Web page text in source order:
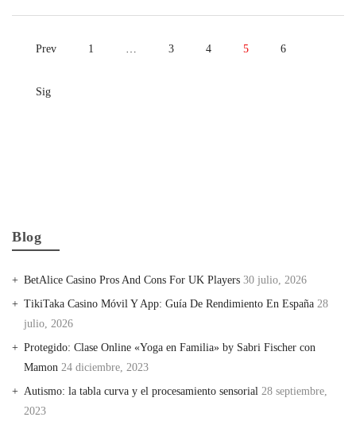
Prev 1 3 4 5 6
Sig
Blog
BetAlice Casino Pros And Cons For UK Players 30 julio, 2026
TikiTaka Casino Móvil Y App: Guía De Rendimiento En España 28
julio, 2026
Protegido: Clase Online «Yoga en Familia» by Sabri Fischer con
Mamon 24 diciembre, 2023
Autismo: la tabla curva y el procesamiento sensorial 28 septiembre,
2023